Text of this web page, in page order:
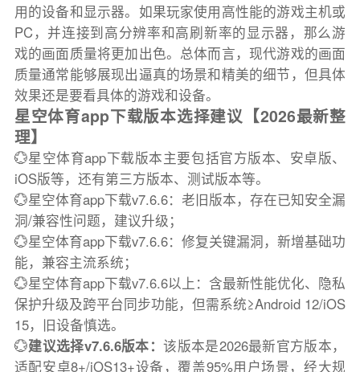
用的设备和显示器。如果玩家使用高性能的游戏主机或
PC，并连接到高分辨率和高刷新率的显示器，那么游
戏的画面质量将更加出色。总体而言，现代游戏的画面
质量通常能够展现出逼真的场景和精美的细节，但具体
效果还是要看具体的游戏和设备。
星空体育app下载版本选择建议【2026最新整
理】
💮星空体育app下载版本主要包括官方版本、安卓版、
iOS版等，还有第三方版本、测试版本等。
💮星空体育app下载v7.6.6：老旧版本，存在已知安全漏
洞/兼容性问题，建议升级；
💮星空体育app下载v7.6.6：修复关键漏洞，新增基础功
能，兼容主流系统；
💮星空体育app下载v7.6.6以上：含最新性能优化、隐私
保护升级及跨平台同步功能，但需系统≥Android 12/iOS
15，旧设备慎选。
💮建议选择v7.6.6版本：该版本是2026最新官方版本，
适配安卓8+/iOS13+设备，覆盖95%用户场景，经大规